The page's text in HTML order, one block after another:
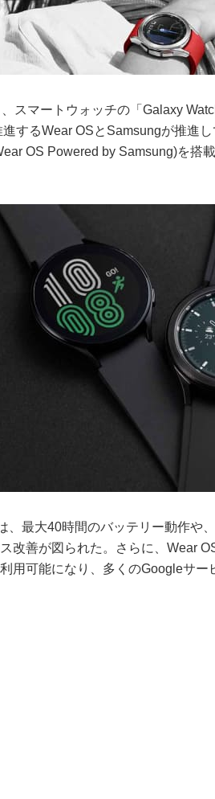
スマートウォッチの「Galaxy
するWear OSとSamsungが推進
OS Powered by Samsung)を搭
、最大40時間のバッテリー動作や
改善が図られた。さらに、Wear
用可能になり、多くのGoogleサー